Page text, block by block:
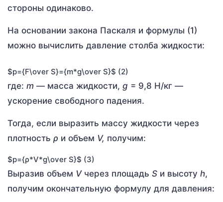
стороны одинаково.
На основании закона Паскаля и формулы (1)
можно вычислить давление столба жидкости:
$p={F\over S}={m*g\over S}$ (2)
где: m — масса жидкости, g = 9,8 Н/кг —
ускорение свободного падения.
Тогда, если выразить массу жидкости через
плотность ρ и объем V, получим:
$p={ρ*V*g\over S}$ (3)
Выразив объем Vчерез площадь S и высоту h,
получим окончательную формулу для давления: